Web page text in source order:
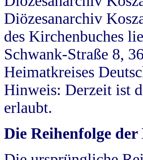
Diözesanarchiv
des Kirchenbuches
Schwank-Straße 8,
Heimatkreises
Hinweis: Derzeit ist
erlaubt.
Die Reihenfolge